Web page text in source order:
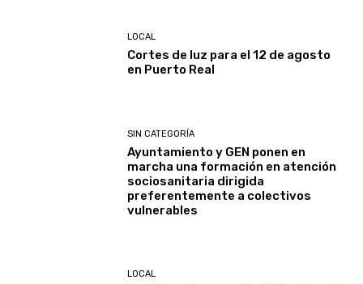
LOCAL
Cortes de luz para el 12 de agosto
en Puerto Real
SIN CATEGORÍA
Ayuntamiento y GEN ponen en
marcha una formación en atención
sociosanitaria dirigida
preferentemente a colectivos
vulnerables
LOCAL